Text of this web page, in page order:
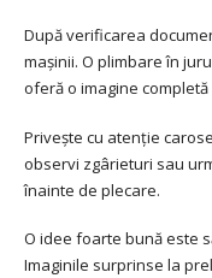
După verificarea
mașinii. O plimbare în
oferă o imagine
Privește cu atenție
observi zgârieturi sau
înainte de plecare.
O idee foarte bună este
Imaginile surprinse la